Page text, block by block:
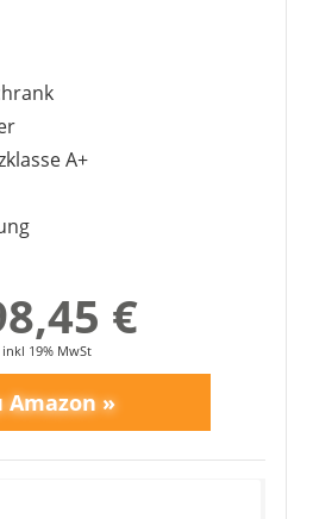
A+
€
inkl 19% MwSt